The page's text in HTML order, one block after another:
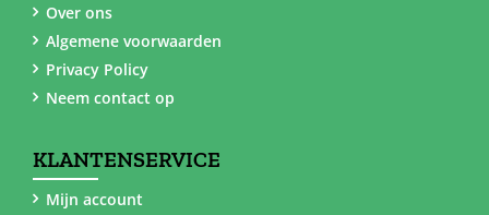
Over ons
Algemene voorwaarden
Privacy Policy
Neem contact op
KLANTENSERVICE
Mijn account